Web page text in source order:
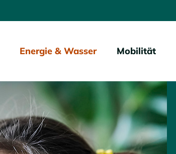
Energie & Wasser Mobilität